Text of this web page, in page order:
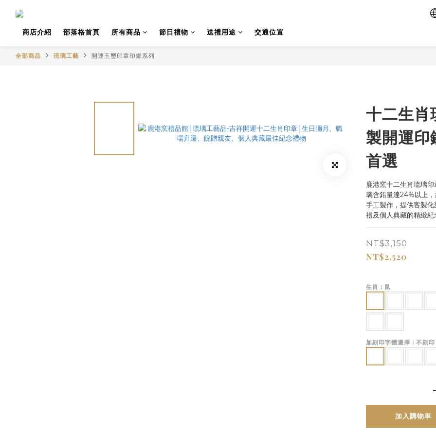
商店介紹 部落格首頁 所有商品 節日禮物 送禮用途 交通位置
全部商品 琉璃工藝 開運玉璽印章印鑑系列
十二生肖
製開運印
首選
鹿港窯十二生肖琉璃
璃含鉛量達24%以上
手工製作，提供客製
禮及個人典藏的精緻紀
NT$3,150
NT$2,520
生肖 : 鼠
加刻印字體選擇 : 不刻印
加入購物車